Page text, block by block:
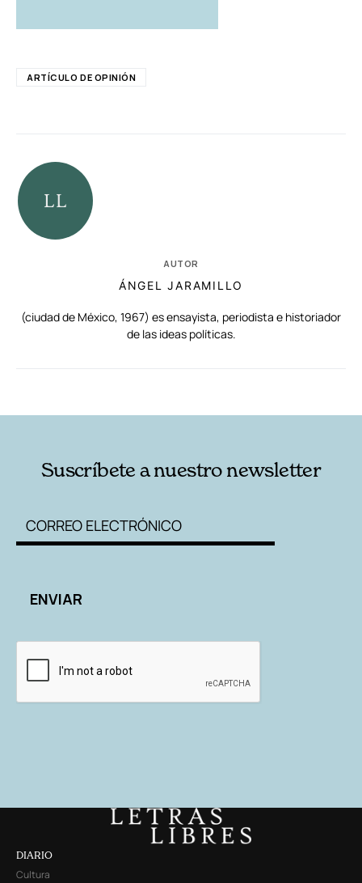
ARTÍCULO DE OPINIÓN
AUTOR
ÁNGEL JARAMILLO
(ciudad de México, 1967) es ensayista, periodista e historiador
de las ideas políticas.
Suscríbete a nuestro newsletter
DIARIO
Cultura